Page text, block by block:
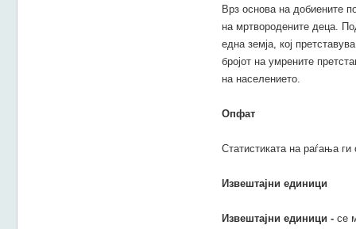
Врз основа на добиените
на мртвородените деца.
една земја, кој
бројот на умрените
на населението.
Опфат
Статистиката на раѓања
Извештајни единици
Извештајни единици -се